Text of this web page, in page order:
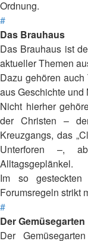
Ordnung.
#
Das Brauhaus
Das Brauhaus ist
aktueller Themen
Dazu gehören
aus Geschichte und
Nicht hierher
der Christen –
Kreuzgangs, das
Unterforen –,
Alltagsgeplänkel.
Im so
Forumsregeln strikt
#
Der Gemüsegarten
Der